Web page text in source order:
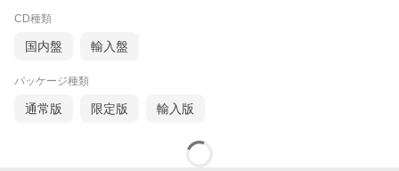
CD種類
国内盤 輸入盤
パッケージ種類
通常版 限定版 輸入版